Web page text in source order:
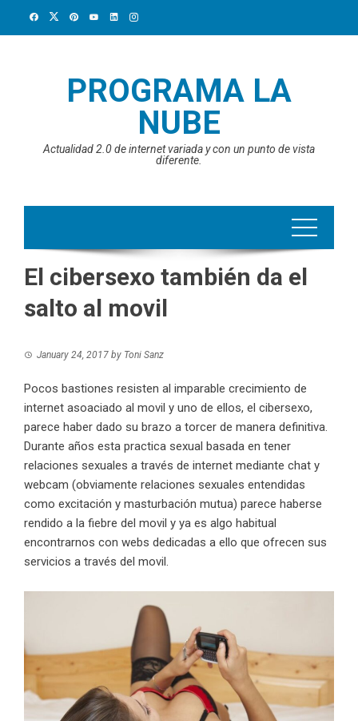
PROGRAMA LA
NUBE
Actualidad 2.0 de internet variada y con un punto de vista
diferente.
El cibersexo también da el
salto al movil
January 24, 2017 by Toni Sanz
Pocos bastiones resisten al imparable crecimiento de
internet asoaciado al movil y uno de ellos, el cibersexo,
parece haber dado su brazo a torcer de manera definitiva.
Durante años esta practica sexual basada en tener
relaciones sexuales a través de internet mediante chat y
webcam (obviamente relaciones sexuales entendidas
como excitación y masturbación mutua) parece haberse
rendido a la fiebre del movil y ya es algo habitual
encontrarnos con webs dedicadas a ello que ofrecen sus
servicios a través del movil.